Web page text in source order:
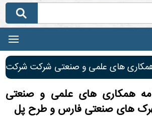
همکاری های علمی و صنعتی شرکت شرکت
صنعتی فارس و طرح پل
همکاری های علمی و صنعتی
های صنعتی فارس و طرح پل